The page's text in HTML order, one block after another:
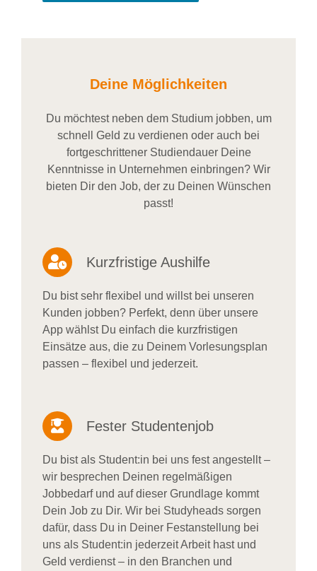
Deine Möglichkeiten
Du möchtest neben dem Studium jobben, um
schnell Geld zu verdienen oder auch bei
fortgeschrittener Studiendauer Deine
Kenntnisse in Unternehmen einbringen? Wir
bieten Dir den Job, der zu Deinen Wünschen
passt!
Kurzfristige Aushilfe
Du bist sehr flexibel und willst bei unseren
Kunden jobben? Perfekt, denn über unsere
App wählst Du einfach die kurzfristigen
Einsätze aus, die zu Deinem Vorlesungsplan
passen – flexibel und jederzeit.
Fester Studentenjob
Du bist als Student:in bei uns fest angestellt –
wir besprechen Deinen regelmäßigen
Jobbedarf und auf dieser Grundlage kommt
Dein Job zu Dir. Wir bei Studyheads sorgen
dafür, dass Du in Deiner Festanstellung bei
uns als Student:in jederzeit Arbeit hast und
Geld verdienst – in den Branchen und